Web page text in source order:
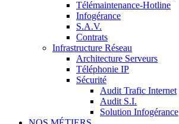
Télémaintenance-Hotline
Infogérance
S.A.V.
Contrats
Infrastructure Réseau
Architecture Serveurs
Téléphonie IP
Sécurité
Audit Trafic Internet
Audit S.I.
Solution Infogérance